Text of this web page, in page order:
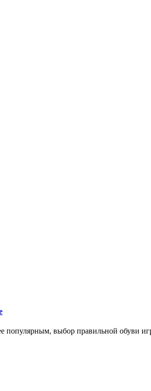
популярным, выбор правильной обуви